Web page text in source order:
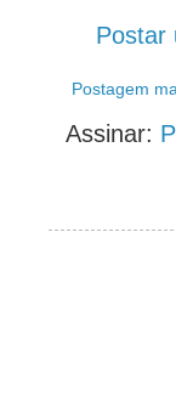
Postar
Postagem
Assinar: